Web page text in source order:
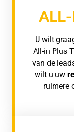
ALL-
U wilt
All-in Plus
van de
wilt u uw
ruimere